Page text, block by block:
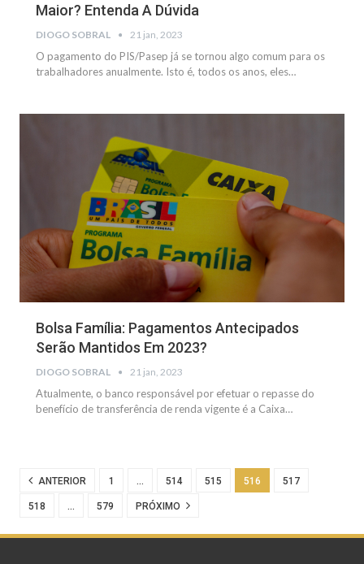
Maior? Entenda A Dúvida
DIOGO SOBRAL 21 jan, 2023
O pagamento do PIS/Pasep já se tornou algo comum para os
trabalhadores anualmente. Isto é, todos os anos, eles…
Bolsa Família: Pagamentos Antecipados
Serão Mantidos Em 2023?
DIOGO SOBRAL 21 jan, 2023
Atualmente, o banco responsável por efetuar o repasse do
benefício de transferência de renda vigente é a Caixa…
ANTERIOR 1 … 514 515 516 517
518 … 579 PRÓXIMO